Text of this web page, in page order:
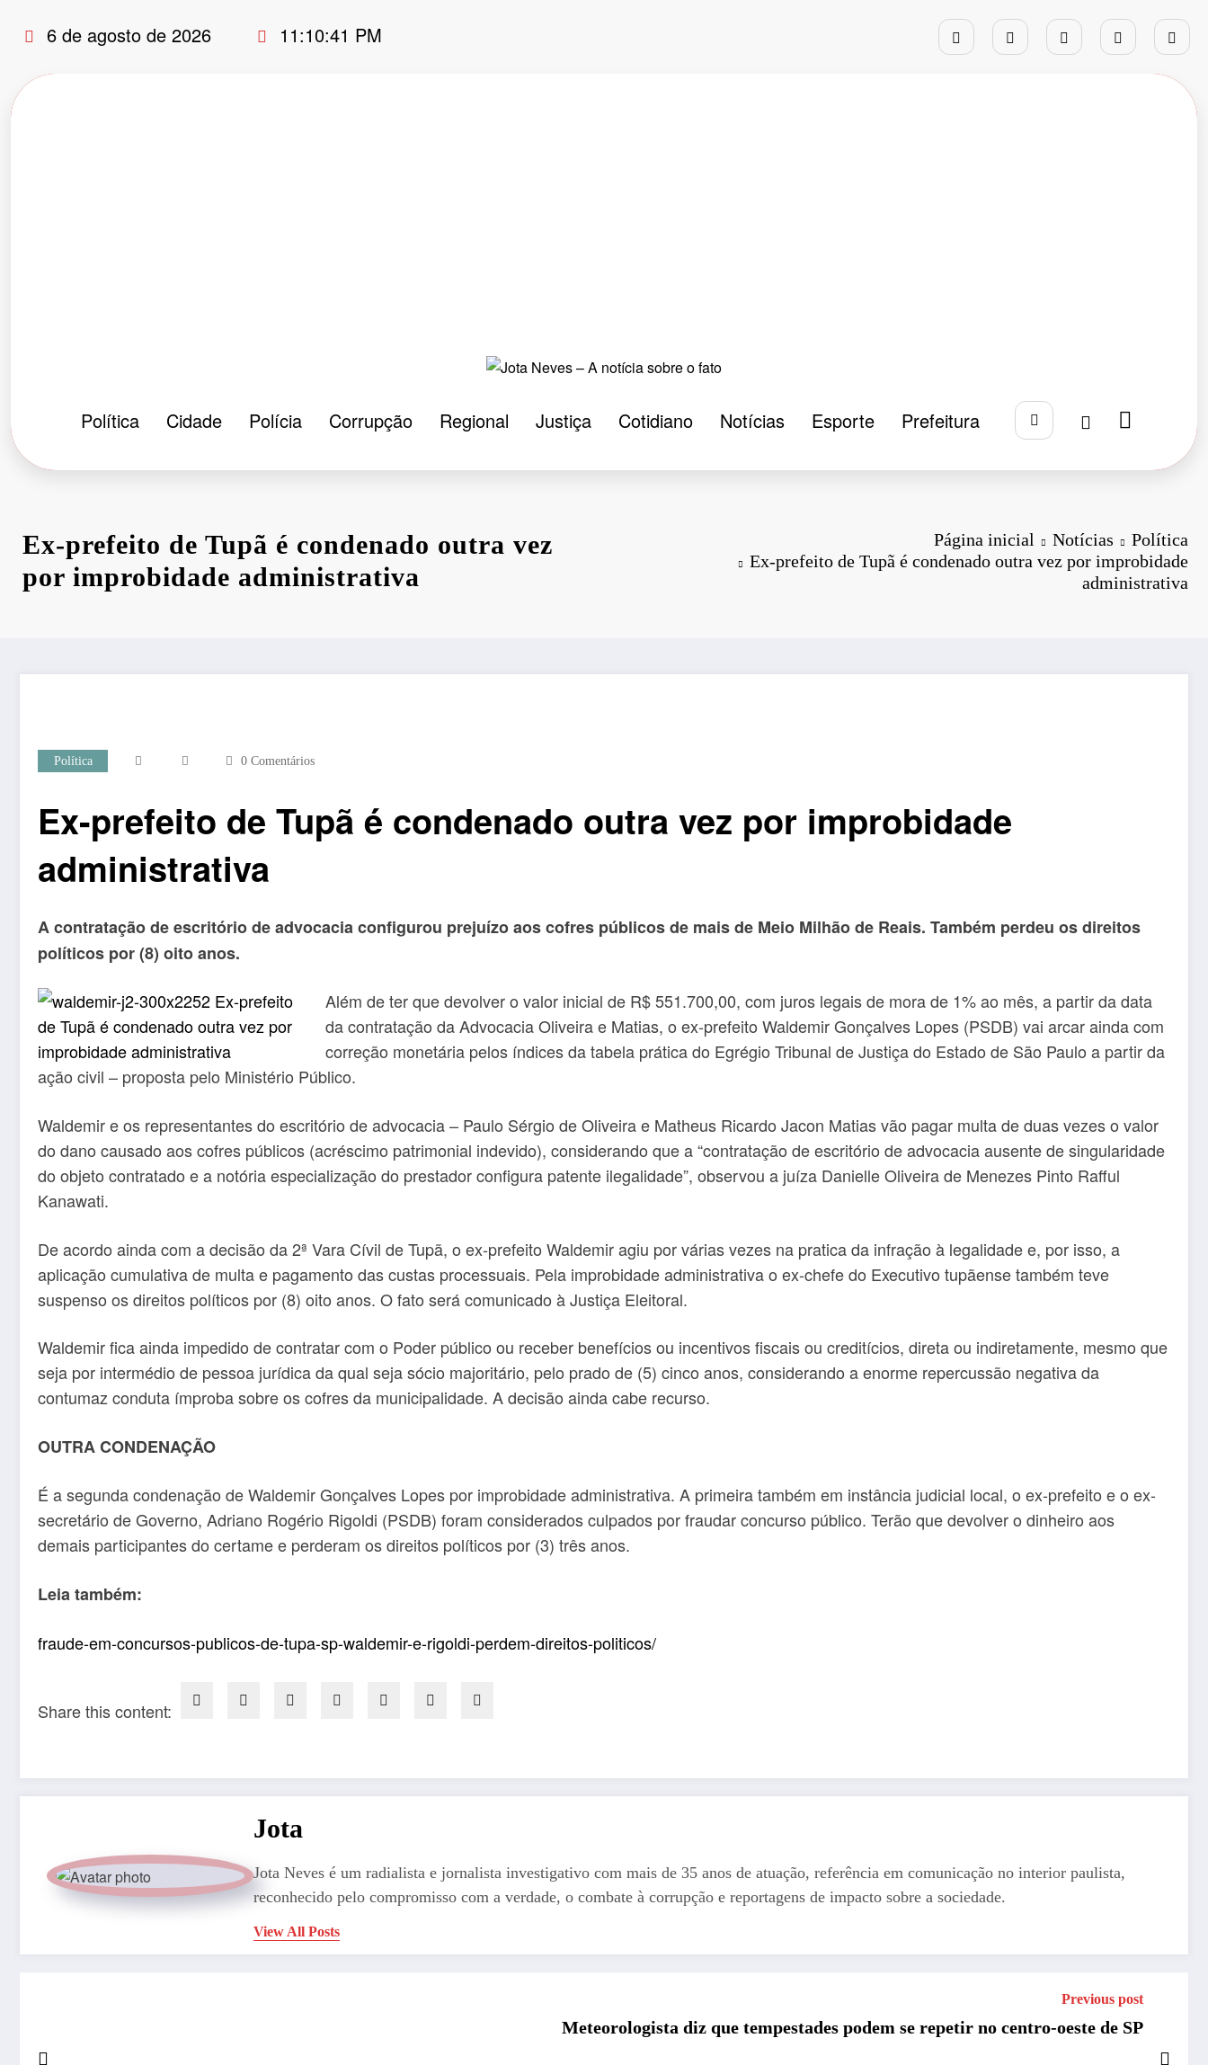
para
conteúdo
6 de agosto de 2026 11:10:42 PM
Política Cidade Polícia Corrupção Regional Justiça Cotidiano Notícias Esporte Prefeitura
Ex-prefeito de Tupã é condenado outra vez
por improbidade administrativa
Página inicial Notícias
Política
Ex-prefeito de Tupã é condenado outra vez por improbidade
administrativa
Política 0 Comentários
Ex-prefeito de Tupã é condenado outra vez por improbidade
administrativa
A contratação de escritório de advocacia configurou prejuízo aos cofres públicos de mais de Meio Milhão de Reais. Também perdeu os direitos
políticos por (8) oito anos.
Além de ter que devolver o valor inicial de R$ 551.700,00, com juros legais de mora de 1% ao mês, a partir da data
da contratação da Advocacia Oliveira e Matias, o ex-prefeito Waldemir Gonçalves Lopes (PSDB) vai arcar ainda com
correção monetária pelos índices da tabela prática do Egrégio Tribunal de Justiça do Estado de São Paulo a partir da
ação civil – proposta pelo Ministério Público.
Waldemir e os representantes do escritório de advocacia – Paulo Sérgio de Oliveira e Matheus Ricardo Jacon Matias vão pagar multa de duas vezes o valor
do dano causado aos cofres públicos (acréscimo patrimonial indevido), considerando que a “contratação de escritório de advocacia ausente de singularidade
do objeto contratado e a notória especialização do prestador configura patente ilegalidade”, observou a juíza Danielle Oliveira de Menezes Pinto Rafful
Kanawati.
De acordo ainda com a decisão da 2ª Vara Cívil de Tupã, o ex-prefeito Waldemir agiu por várias vezes na pratica da infração à legalidade e, por isso, a
aplicação cumulativa de multa e pagamento das custas processuais. Pela improbidade administrativa o ex-chefe do Executivo tupãense também teve
suspenso os direitos políticos por (8) oito anos. O fato será comunicado à Justiça Eleitoral.
Waldemir fica ainda impedido de contratar com o Poder público ou receber benefícios ou incentivos fiscais ou creditícios, direta ou indiretamente, mesmo que
seja por intermédio de pessoa jurídica da qual seja sócio majoritário, pelo prado de (5) cinco anos, considerando a enorme repercussão negativa da
contumaz conduta ímproba sobre os cofres da municipalidade. A decisão ainda cabe recurso.
OUTRA CONDENAÇÃO
É a segunda condenação de Waldemir Gonçalves Lopes por improbidade administrativa. A primeira também em instância judicial local, o ex-prefeito e o ex-
secretário de Governo, Adriano Rogério Rigoldi (PSDB) foram considerados culpados por fraudar concurso público. Terão que devolver o dinheiro aos
demais participantes do certame e perderam os direitos políticos por (3) três anos.
Leia também:
fraude-em-concursos-publicos-de-tupa-sp-waldemir-e-rigoldi-perdem-direitos-politicos/
Share this content:
Jota
Jota Neves é um radialista e jornalista investigativo com mais de 35 anos de atuação, referência em comunicação no interior paulista,
reconhecido pelo compromisso com a verdade, o combate à corrupção e reportagens de impacto sobre a sociedade.
View All Posts
Previous post
Meteorologista diz que tempestades podem se repetir no centro-oeste de SP